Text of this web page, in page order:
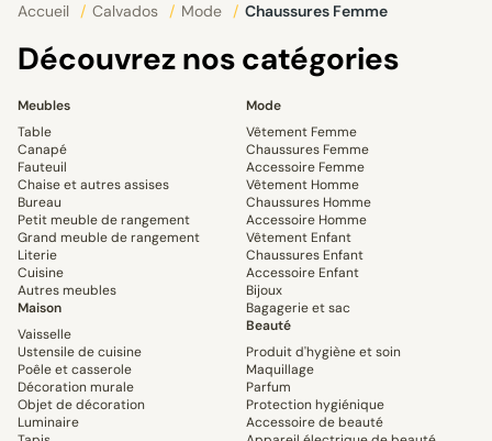
Accueil / Calvados / Mode / Chaussures Femme
Découvrez nos catégories
Meubles
Table
Canapé
Fauteuil
Chaise et autres assises
Bureau
Petit meuble de rangement
Grand meuble de rangement
Literie
Cuisine
Autres meubles
Maison
Vaisselle
Ustensile de cuisine
Poêle et casserole
Décoration murale
Objet de décoration
Luminaire
Mode
Vêtement Femme
Chaussures Femme
Accessoire Femme
Vêtement Homme
Chaussures Homme
Accessoire Homme
Vêtement Enfant
Chaussures Enfant
Accessoire Enfant
Bijoux
Bagagerie et sac
Beauté
Produit d'hygiène et soin
Maquillage
Parfum
Protection hygiénique
Accessoire de beauté